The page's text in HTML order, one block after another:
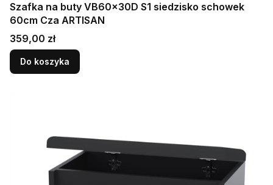
Szafka na buty VB60x30D S1 siedzisko schowek
60cm Cza ARTISAN
Cena
359,00 zł
Do koszyka